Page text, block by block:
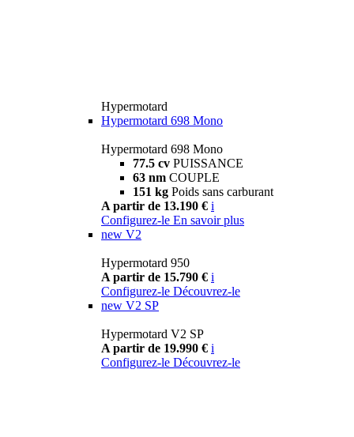
Hypermotard
Hypermotard 698 Mono
Hypermotard 698 Mono
77.5 cv PUISSANCE
63 nm COUPLE
151 kg Poids sans carburant
A partir de 13.190 € i
Configurez-le En savoir plus
new V2
Hypermotard 950
A partir de 15.790 € i
Configurez-le Découvrez-le
new V2 SP
Hypermotard V2 SP
A partir de 19.990 € i
Configurez-le Découvrez-le